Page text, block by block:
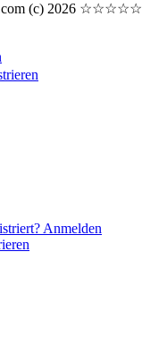
(c) 2026 ☆☆☆☆☆
Anmelden